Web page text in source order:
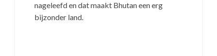
nageleefd en dat maakt Bhutan een erg
bijzonder land.